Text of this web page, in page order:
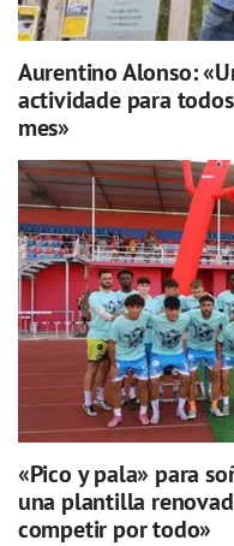
Aurentino Alonso:
actividade para
mes»
«Pico y pala» para
una plantilla
competir por todo»